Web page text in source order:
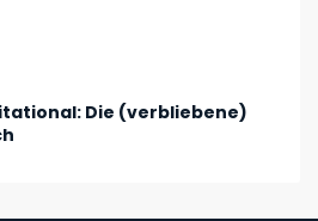
Die (verbliebene)